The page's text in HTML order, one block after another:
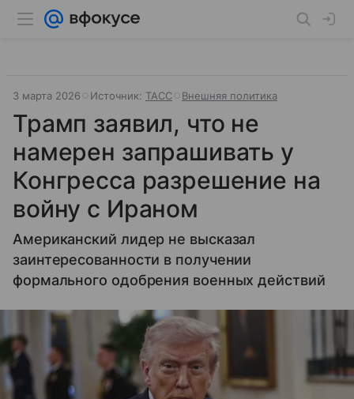
3 марта 2026 Источник: ТАСС Внешняя политика
Трамп заявил, что не
намерен запрашивать у
Конгресса разрешение на
войну с Ираном
Американский лидер не высказал
заинтересованности в получении
формального одобрения военных действий